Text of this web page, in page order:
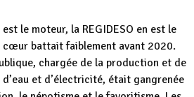
le moteur, la REGIDESO en est le
battait faiblement avant 2020.
chargée de la production et de
et d’électricité, était gangrenée